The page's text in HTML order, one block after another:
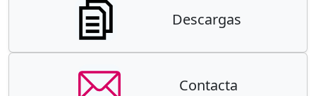
Descargas
Contacta